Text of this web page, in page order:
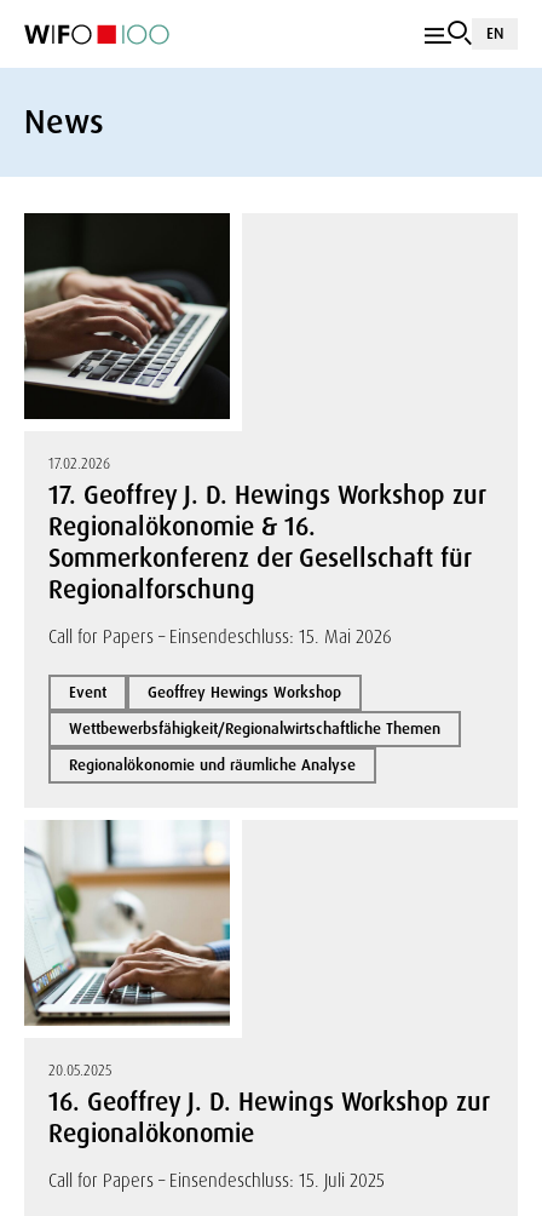
EN
News
17.02.2026
17. Geoffrey J. D. Hewings Workshop zur
Regionalökonomie & 16.
Sommerkonferenz der Gesellschaft für
Regionalforschung
Call for Papers – Einsendeschluss: 15. Mai 2026
Event
Geoffrey Hewings Workshop
Wettbewerbsfähigkeit/Regionalwirtschaftliche Themen
Regionalökonomie und räumliche Analyse
20.05.2025
16. Geoffrey J. D. Hewings Workshop zur
Regionalökonomie
Call for Papers – Einsendeschluss: 15. Juli 2025